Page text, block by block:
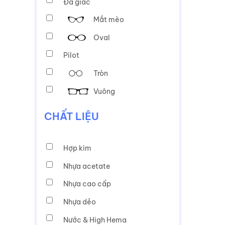
Đa giác
Mắt mèo
Oval
Pilot
Tròn
Vuông
CHẤT LIỆU
Hợp kim
Nhựa acetate
Nhựa cao cấp
Nhựa dẻo
Nước & High Hema